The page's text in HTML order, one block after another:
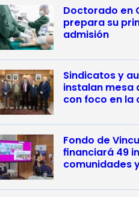
Doctorado en
prepara su
admisión
Sindicatos y
instalan mesa
con foco en la
Fondo de
financiará 49
comunidades